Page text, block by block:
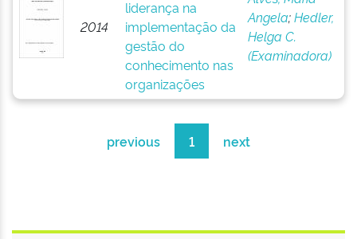
2014
liderança na
implementação da
gestão do
conhecimento nas
organizações
Angela;Hedler,
Helga C.
(Examinadora)
previous 1 next